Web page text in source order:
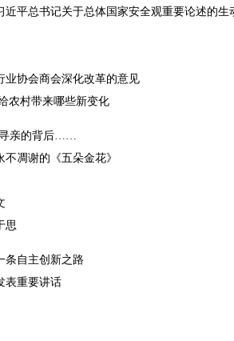
平总书记关于总体国家安全观重要论述的生
业协会商会深化改革的意见
农村带来哪些新变化
寻亲的背后……
凋谢的《五朵金花》
思
条自主创新之路
表重要讲话